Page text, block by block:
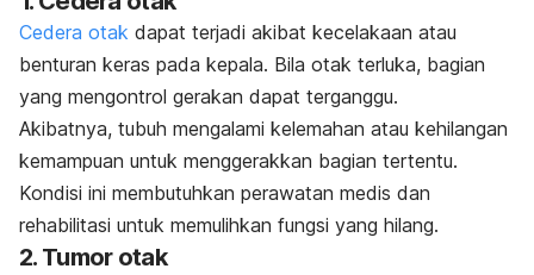
Cedera otak dapat terjadi akibat kecelakaan atau
benturan keras pada kepala. Bila otak terluka, bagian
yang mengontrol gerakan dapat terganggu.
Akibatnya, tubuh mengalami kelemahan atau kehilangan
kemampuan untuk menggerakkan bagian tertentu.
Kondisi ini membutuhkan perawatan medis dan
rehabilitasi untuk memulihkan fungsi yang hilang.
2. Tumor otak